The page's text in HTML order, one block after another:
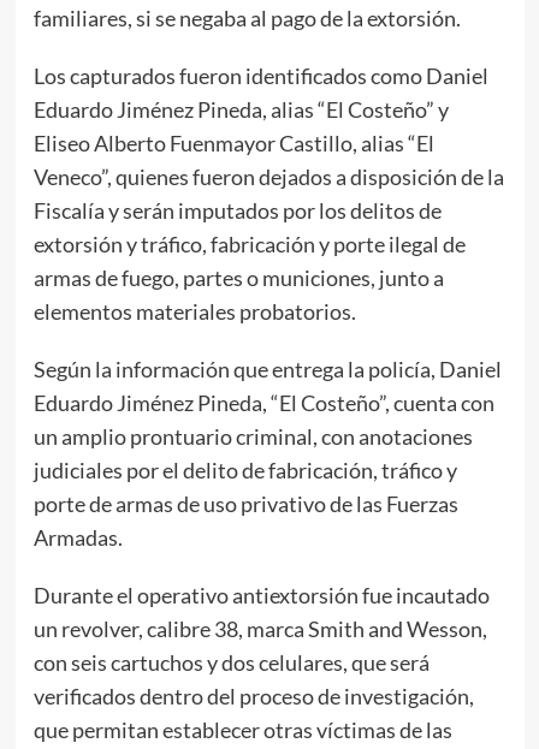
familiares, si se negaba al pago de la extorsión.
Los capturados fueron identificados como Daniel
Eduardo Jiménez Pineda, alias “El Costeño” y
Eliseo Alberto Fuenmayor Castillo, alias “El
Veneco”, quienes fueron dejados a disposición de la
Fiscalía y serán imputados por los delitos de
extorsión y tráfico, fabricación y porte ilegal de
armas de fuego, partes o municiones, junto a
elementos materiales probatorios.
Según la información que entrega la policía, Daniel
Eduardo Jiménez Pineda, “El Costeño”, cuenta con
un amplio prontuario criminal, con anotaciones
judiciales por el delito de fabricación, tráfico y
porte de armas de uso privativo de las Fuerzas
Armadas.
Durante el operativo antiextorsión fue incautado
un revolver, calibre 38, marca Smith and Wesson,
con seis cartuchos y dos celulares, que será
verificados dentro del proceso de investigación,
que permitan establecer otras víctimas de las